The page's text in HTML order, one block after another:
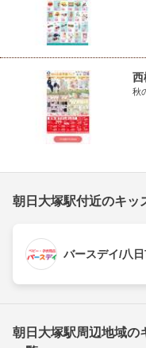
西
秋
朝日大塚駅付近のキッ
バースデイ/八
朝日大塚駅周辺地域の